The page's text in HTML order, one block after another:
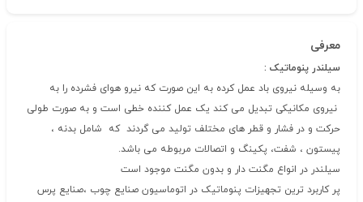
معرفی
سیلندر پنوماتیک :
به وسیله نیروی باد عمل کرده به این صورت که نیرو هوای فشرده را به
نیروی مکانیکی تبدیل می کند یک عمل کننده خطی است و به صورت طولی
حرکت و در فشار و قطر های مختلف تولید می گردند که شامل بدنه ،
پیستون ، شفت، پکینگ و اتصالات مربوطه می باشد.
سیلندر در انواع مگنت دار و بدون مگنت موجود است
پر کاربرد ترین تجهیزات پنوماتیک در اتوماسیون صنایع چوب ،صنایع پرس